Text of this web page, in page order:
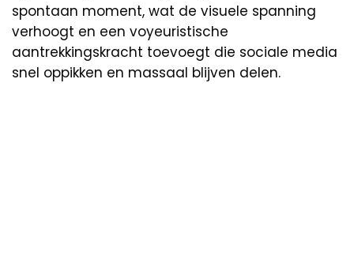
spontaan moment, wat de visuele spanning
verhoogt en een voyeuristische
aantrekkingskracht toevoegt die sociale media
snel oppikken en massaal blijven delen.